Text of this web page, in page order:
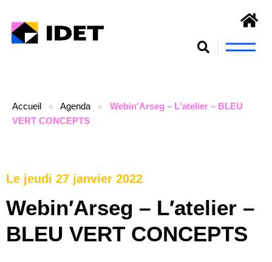
Accueil Agenda
Webin′Arseg – L′atelier – BLEU
VERT CONCEPTS
Le jeudi 27 janvier 2022
Webin′Arseg – L′atelier –
BLEU VERT CONCEPTS